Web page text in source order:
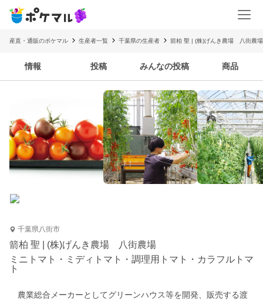
産直・通販のポケマル 生産者一覧 千葉県の生産者 箭柏 聖 | (株)げんき農場 八街農場
情報 投稿 みんなの投稿 商品
千葉県八街市
箭柏 聖 | (株)げんき農場 八街農場
ミニトマト・ミディトマト・調理用トマト・カラフルトマ
ト
農業総合メーカーとしてグリーンハウス等を開発、販売する渡